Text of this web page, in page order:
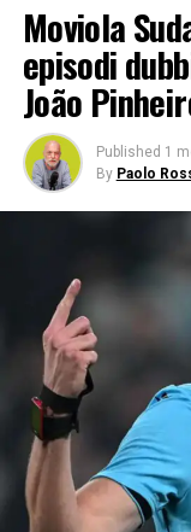
Moviola
episodi
João
Published 1
By Paolo